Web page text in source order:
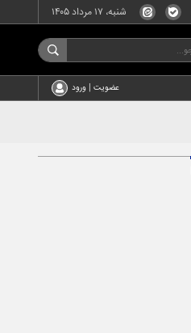
شنبه، ۱۷ مرداد ۱۴۰۵
عضویت | ورود